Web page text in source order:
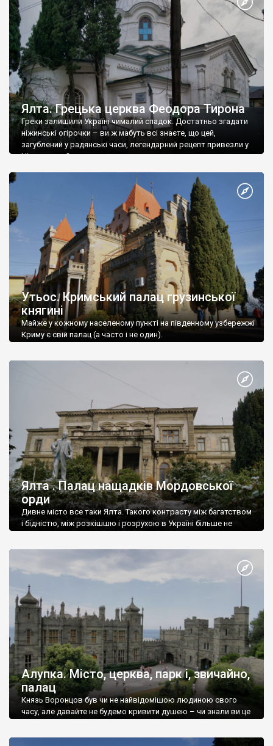
Ялта. Грецька церква Феодора Тирона
Греки залишили Україні чималий спадок. Достатньо згадати
ніжинські огірочки – ви ж мабуть всі знаєте, що цей,
загублений у радянські часи, легендарний рецепт привезли у
Ніжин греки?
Утьос. Кримський палац грузинської
княгині
Майже у кожному населеному пункті на південному узбережжі
Криму є свій палац (а часто і не один).
Ялта . Палац нащадків Мордовської
орди
Дивне місто все таки Ялта. Такого контрасту між багатством
і бідністю, між розкішшю і розрухою в Україні більше не
Алупка. Місто, церква, парк і, звичайно,
палац
Князь Воронцов був чи не найвідомішою людиною свого
часу, але давайте не будемо кривити душею – чи знали ви це